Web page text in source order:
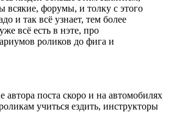
всякие, форумы, и толку с этого
и так всё узнает, тем более
всё есть в нэте, про
роликов до фига и
поста скоро и на автомобилях
учиться ездить, инструкторы